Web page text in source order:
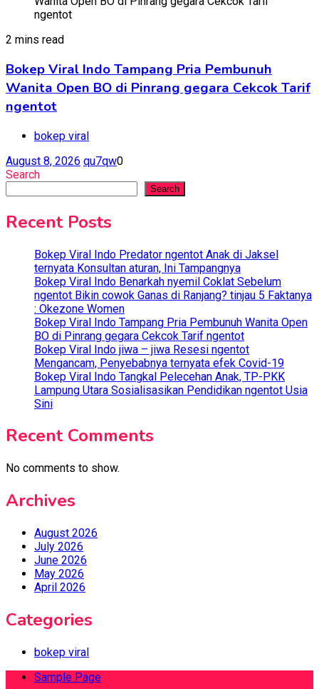
2 mins read
Bokep Viral Indo Tampang Pria Pembunuh
Wanita Open BO di Pinrang gegara Cekcok Tarif
ngentot
bokep viral
August 8, 2026 qu7qw0
Search
Search
Recent Posts
Bokep Viral Indo Predator ngentot Anak di Jaksel
ternyata Konsultan aturan, Ini Tampangnya
Bokep Viral Indo Benarkah nyemil Coklat Sebelum
ngentot Bikin cowok Ganas di Ranjang? tinjau 5 Faktanya
: Okezone Women
Bokep Viral Indo Tampang Pria Pembunuh Wanita Open
BO di Pinrang gegara Cekcok Tarif ngentot
Bokep Viral Indo jiwa – jiwa Resesi ngentot
Mengancam, Penyebabnya ternyata efek Covid-19
Bokep Viral Indo Tangkal Pelecehan Anak, TP-PKK
Lampung Utara Sosialisasikan Pendidikan ngentot Usia
Sini
Recent Comments
No comments to show.
Archives
August 2026
July 2026
June 2026
May 2026
April 2026
Categories
bokep viral
Sample Page